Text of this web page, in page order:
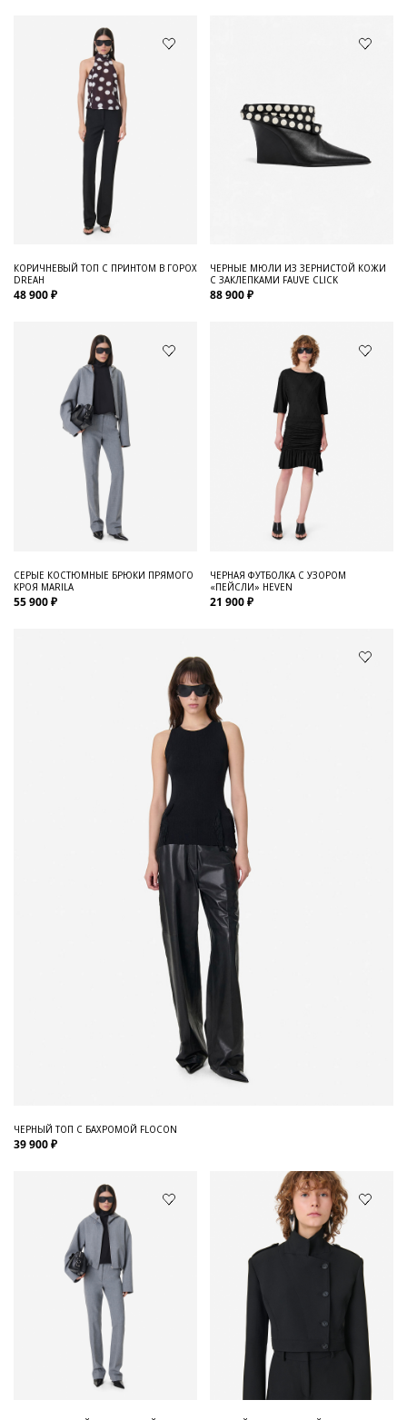
КОРИЧНЕВЫЙ ТОП С ПРИНТОМ В ГОРОХ
DREAH
48 900 ₽
ЧЕРНЫЕ МЮЛИ ИЗ ЗЕРНИСТОЙ КОЖИ
С ЗАКЛЕПКАМИ FAUVE CLICK
88 900 ₽
СЕРЫЕ КОСТЮМНЫЕ БРЮКИ ПРЯМОГО
КРОЯ MARILA
55 900 ₽
ЧЕРНАЯ ФУТБОЛКА С УЗОРОМ
«ПЕЙСЛИ» HEVEN
21 900 ₽
ЧЕРНЫЙ ТОП С БАХРОМОЙ FLOCON
39 900 ₽